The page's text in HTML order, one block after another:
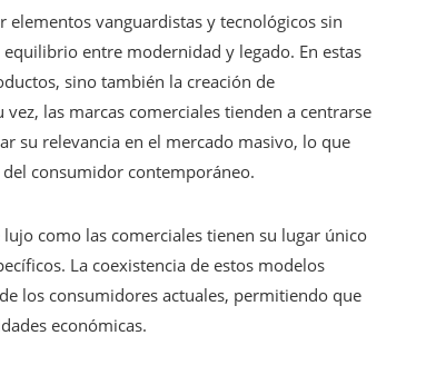
vanguardistas y tecnológicos sin
entre modernidad y legado. En estas
sino también la creación de
las marcas comerciales tienden a centrarse
su relevancia en el mercado masivo, lo que
consumidor contemporáneo.
como las comerciales tienen su lugar único
La coexistencia de estos modelos
los consumidores actuales, permitiendo que
económicas.